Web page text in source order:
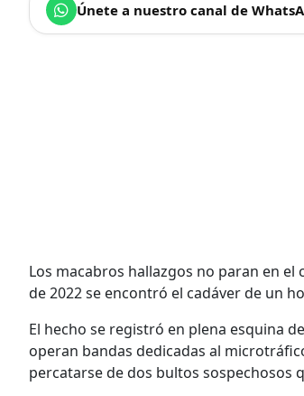
Únete a nuestro canal de
Los macabros hallazgos no paran en el
de 2022 se encontró el cadáver de un
El hecho se registró en plena esquina
operan bandas dedicadas al
percatarse de dos bultos sospechosos